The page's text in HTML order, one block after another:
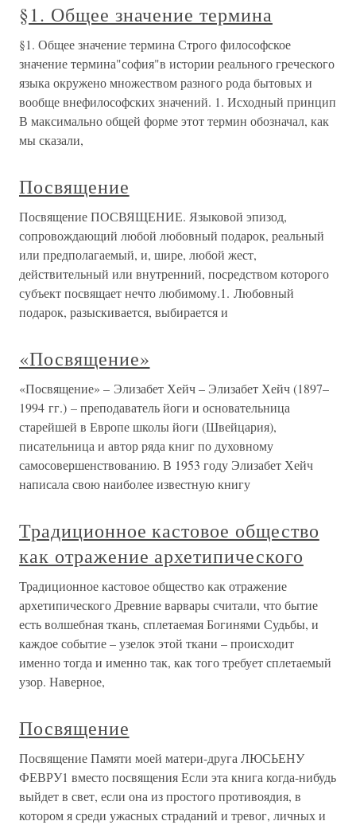
§1. Общее значение термина
§1. Общее значение термина Строго философское
значение термина"софия"в истории реального греческого
языка окружено множеством разного рода бытовых и
вообще внефилософских значений. 1. Исходный принцип
В максимально общей форме этот термин обозначал, как
мы сказали,
Посвящение
Посвящение ПОСВЯЩЕНИЕ. Языковой эпизод,
сопровождающий любой любовный подарок, реальный
или предполагаемый, и, шире, любой жест,
действительный или внутренний, посредством которого
субъект посвящает нечто любимому.1. Любовный
подарок, разыскивается, выбирается и
«Посвящение»
«Посвящение» – Элизабет Хейч – Элизабет Хейч (1897–
1994 гг.) – преподаватель йоги и основательница
старейшей в Европе школы йоги (Швейцария),
писательница и автор ряда книг по духовному
самосовершенствованию. В 1953 году Элизабет Хейч
написала свою наиболее известную книгу
Традиционное кастовое общество
как отражение архетипического
Традиционное кастовое общество как отражение
архетипического Древние варвары считали, что бытие
есть волшебная ткань, сплетаемая Богинями Судьбы, и
каждое событие – узелок этой ткани – происходит
именно тогда и именно так, как того требует сплетаемый
узор. Наверное,
Посвящение
Посвящение Памяти моей матери-друга ЛЮСЬЕНУ
ФЕВРУ1 вместо посвящения Если эта книга когда-нибудь
выйдет в свет, если она из простого противоядия, в
котором я среди ужасных страданий и тревог, личных и